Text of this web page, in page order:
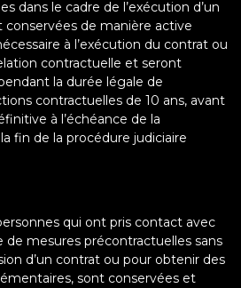
dans le cadre de l’exécution d’un
de manière active
à l’exécution du contrat ou
contractuelle et seront
la durée légale de
contractuelles de 10 ans, avant
à l’échéance de la
fin de la procédure judiciaire
qui ont pris contact avec
de mesures précontractuelles sans
d’un contrat ou pour obtenir des
sont conservées et